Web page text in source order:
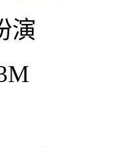
演